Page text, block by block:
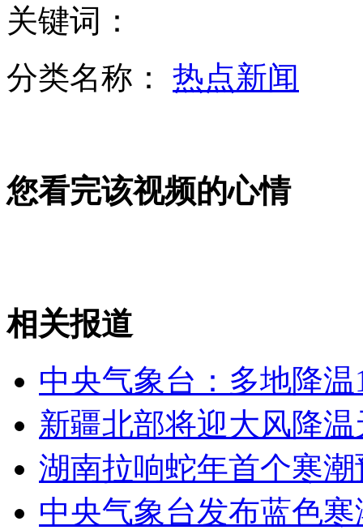
网店兜售“防春困”神器
女白领3年每天一顿饭 体重反增
老师“三八节”写文章称赞老婆
女孩北京地铁殴打老人 痛下狠手拳打脚踢
无痛分娩是否安全 医生回应
外交部：反对强权政治霸凌主义
外交部：有关国家言论片面不公正
关键词：
分类名称： 热点新闻
您看完该视频的心情
相关报道
中央气象台：多地降
新疆北部将迎大风降
湖南拉响蛇年首个寒
中央气象台发布蓝色